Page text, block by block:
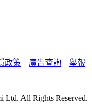
政策 | 廣告查詢 | 舉報
Ltd. All Rights Reserved.